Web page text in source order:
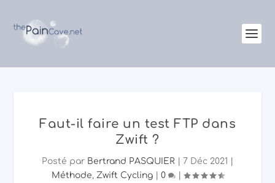
Faut-il faire un test FTP dans
Zwift ?
Posté par Bertrand PASQUIER 7 Déc 2021
Méthode, Zwift Cycling| 0 |